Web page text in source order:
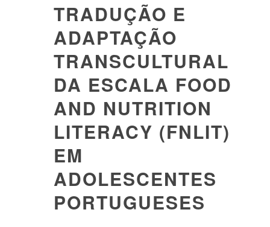
TRADUÇÃO E
ADAPTAÇÃO
TRANSCULTURAL
DA ESCALA FOOD
AND NUTRITION
LITERACY (FNLIT)
EM
ADOLESCENTES
PORTUGUESES